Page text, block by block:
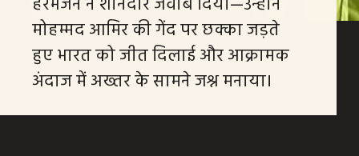
मोहम्मद आमिर की गेंद पर छक्का जड़ते
हुए भारत को जीत दिलाई और आक्रामक
अंदाज में अख्तर के सामने जश्न मनाया।